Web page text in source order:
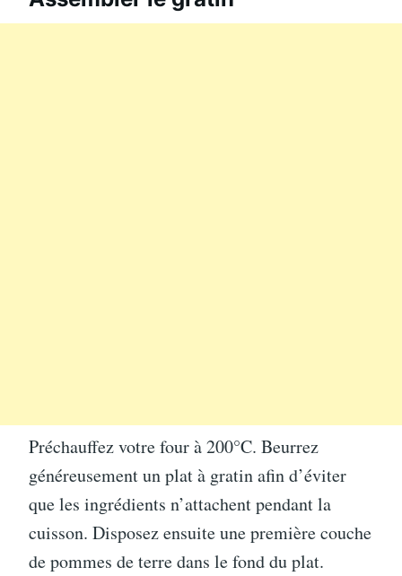
Préchauffez votre four à 200°C. Beurrez
généreusement un plat à gratin afin d’éviter
que les ingrédients n’attachent pendant la
cuisson. Disposez ensuite une première couche
de pommes de terre dans le fond du plat.